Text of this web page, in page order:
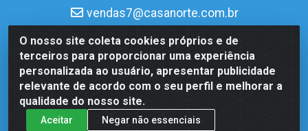
O nosso site coleta cookies próprios e de
terceiros para proporcionar uma experiência
personalizada ao usuário, apresentar publicidade
relevante de acordo com o seu perfil e melhorar a
qualidade do nosso site.
Aceitar Negar não essenciais
vendas7@casanorte.com.br
Casa Norte LTDA - Av. Interventor Mário Câmara, 1815 - Dix-
Sept Rosado, Natal/RN - CEP 59054-600 - CNPJ
08.713.513/0001-51